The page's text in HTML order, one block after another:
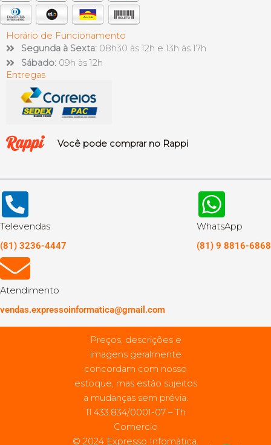
Horário de Funcionamento
Segunda à Sexta: 08h30 às 12h e 13h às 17h
Sábado: 09h às 12h
Entregas
Você pode comprar no Rappi
Televendas
(81) 3236-4447
WhatsApp
(81) 9 8816-6868
Atendimento
vendas.expressoinformatica@gmail.com
Preços, descrições e
imagens geralmente
concordam com nosso
estoque, mas estão sujeitos
a mudanças sem prévia.
11.433.834/0001-07 – Th
Comercio
© 2024 Expresso Infomática.